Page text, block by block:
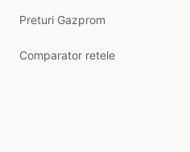
Preturi Gazprom
Comparator retele